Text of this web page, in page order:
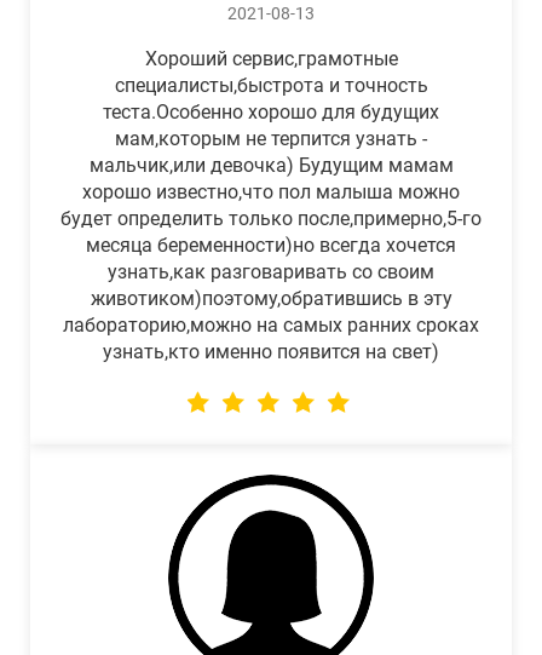
2021-08-13
Хороший сервис,грамотные
специалисты,быстрота и точность
теста.Особенно хорошо для будущих
мам,которым не терпится узнать -
мальчик,или девочка) Будущим мамам
хорошо известно,что пол малыша можно
будет определить только после,примерно,5-го
месяца беременности)но всегда хочется
узнать,как разговаривать со своим
животиком)поэтому,обратившись в эту
лабораторию,можно на самых ранних сроках
узнать,кто именно появится на свет)